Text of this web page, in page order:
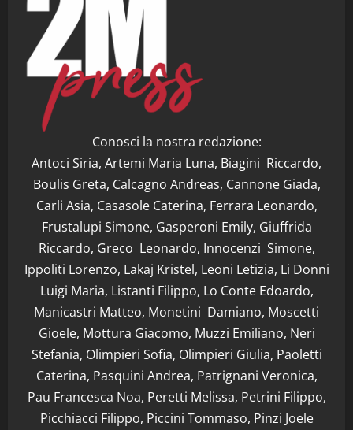
Conosci la nostra redazione:
Antoci Siria, Artemi Maria Luna, Biagini Riccardo,
Boulis Greta, Calcagno Andreas, Cannone Giada,
Carli Asia, Casasole Caterina, Ferrara Leonardo,
Frustalupi Simone, Gasperoni Emily, Giuffrida
Riccardo, Greco Leonardo, Innocenzi Simone,
Ippoliti Lorenzo, Lakaj Kristel, Leoni Letizia, Li Donni
Luigi Maria, Listanti Filippo, Lo Conte Edoardo,
Manicastri Matteo, Monetini Damiano, Moscetti
Gioele, Mottura Giacomo, Muzzi Emiliano, Neri
Stefania, Olimpieri Sofia, Olimpieri Giulia, Paoletti
Caterina, Pasquini Andrea, Patrignani Veronica,
Pau Francesca Noa, Peretti Melissa, Petrini Filippo,
Picchiacci Filippo, Piccini Tommaso, Pinzi Joele